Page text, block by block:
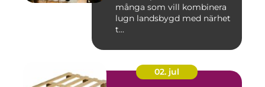
många som vill kombinera
lugn landsbygd med närhet
t...
02. jul